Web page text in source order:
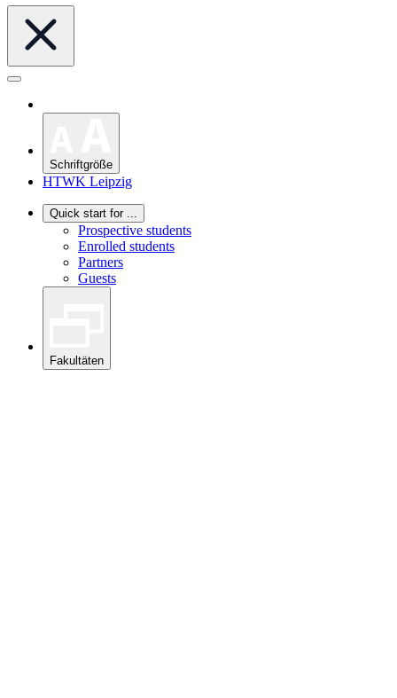
Schriftgröße
HTWK Leipzig
Quick start for ...
Prospective students
Enrolled students
Partners
Guests
Fakultäten